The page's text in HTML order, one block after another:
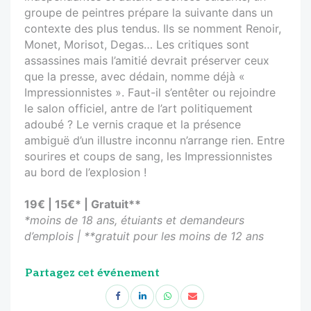
groupe de peintres prépare la suivante dans un
contexte des plus tendus. Ils se nomment Renoir,
Monet, Morisot, Degas… Les critiques sont
assassines mais l’amitié devrait préserver ceux
que la presse, avec dédain, nomme déjà «
Impressionnistes ». Faut-il s’entêter ou rejoindre
le salon officiel, antre de l’art politiquement
adoubé ? Le vernis craque et la présence
ambiguë d’un illustre inconnu n’arrange rien. Entre
sourires et coups de sang, les Impressionnistes
au bord de l’explosion !
19€ | 15€* | Gratuit**
*moins de 18 ans, étuiants et demandeurs
d’emplois | **gratuit pour les moins de 12 ans
Partagez cet événement